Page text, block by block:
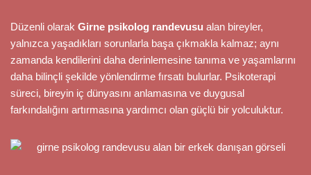
Düzenli olarak Girne psikolog randevusu alan bireyler,
yalnızca yaşadıkları sorunlarla başa çıkmakla kalmaz; aynı
zamanda kendilerini daha derinlemesine tanıma ve yaşamlarını
daha bilinçli şekilde yönlendirme fırsatı bulurlar. Psikoterapi
süreci, bireyin iç dünyasını anlamasına ve duygusal
farkındalığını artırmasına yardımcı olan güçlü bir yolculuktur.